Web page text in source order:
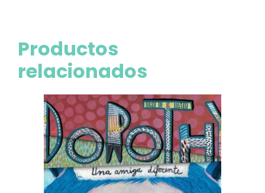
Productos
relacionados